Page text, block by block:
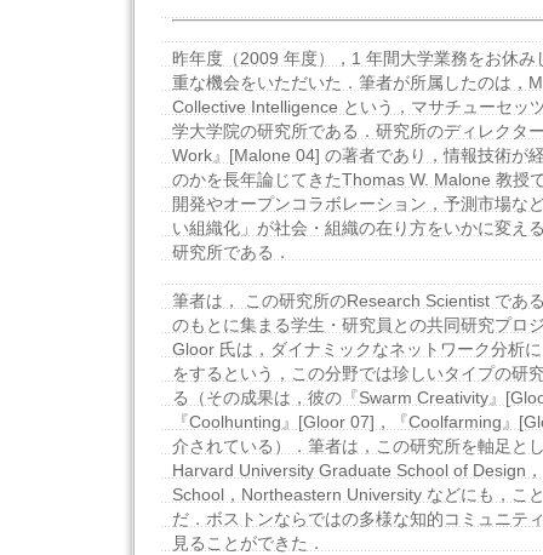
昨年度（2009 年度），1 年間大学業務をお休み
重な機会をいただいた．筆者が所属したのは，
Collective Intelligence という，マサチューセッ
学大学院の研究所である．研究所のディレクタ
Work』[Malone 04] の著者であり，情報技術が
のかを長年論じてきたThomas W. Malone 教授
開発やオープンコラボレーション，予測市場な
い組織化」が社会・組織の在り方をいかに変え
研究所である．
筆者は， この研究所のResearch Scientist であ
のもとに集まる学生・研究員との共同研究プロ
Gloor 氏は，ダイナミックなネットワーク分析
をするという，この分野では珍しいタイプの研
る（その成果は，彼の『Swarm Creativity』
『Coolhunting』[Gloor 07]，『Coolfarming』
介されている）．筆者は，この研究所を軸足と
Harvard University Graduate School of Design
School，Northeastern University などにも，こ
だ．ボストンならではの多様な知的コミュニテ
見ることができた．